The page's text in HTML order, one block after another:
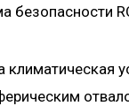
безопасности
климатическая